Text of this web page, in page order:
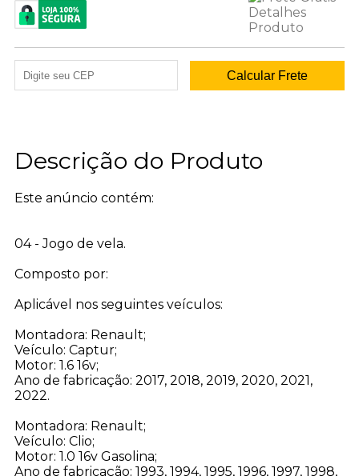
Descrição do Produto
Este anúncio contém:
04 - Jogo de vela.
Composto por:
Aplicável nos seguintes veículos:
Montadora: Renault;
Veículo: Captur;
Motor: 1.6 16v;
Ano de fabricação: 2017, 2018, 2019, 2020, 2021,
2022.
Montadora: Renault;
Veículo: Clio;
Motor: 1.0 16v Gasolina;
Ano de fabricação: 1993, 1994, 1995, 1996, 1997, 1998,